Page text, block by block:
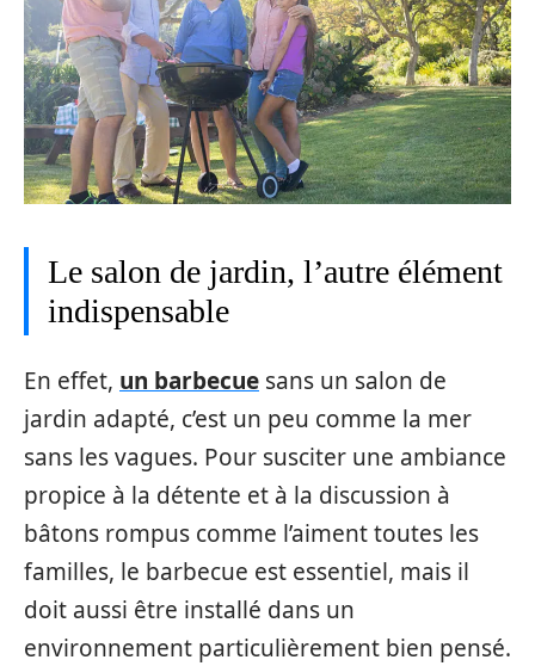
Le salon de jardin, l’autre élément
indispensable
En effet, un barbecue sans un salon de
jardin adapté, c’est un peu comme la mer
sans les vagues. Pour susciter une ambiance
propice à la détente et à la discussion à
bâtons rompus comme l’aiment toutes les
familles, le barbecue est essentiel, mais il
doit aussi être installé dans un
environnement particulièrement bien pensé.